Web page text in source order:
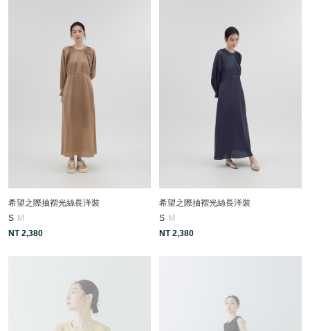
希望之際抽褶光絲長洋裝
S M
NT 2,380
希望之際抽褶光絲長洋裝
S M
NT 2,380